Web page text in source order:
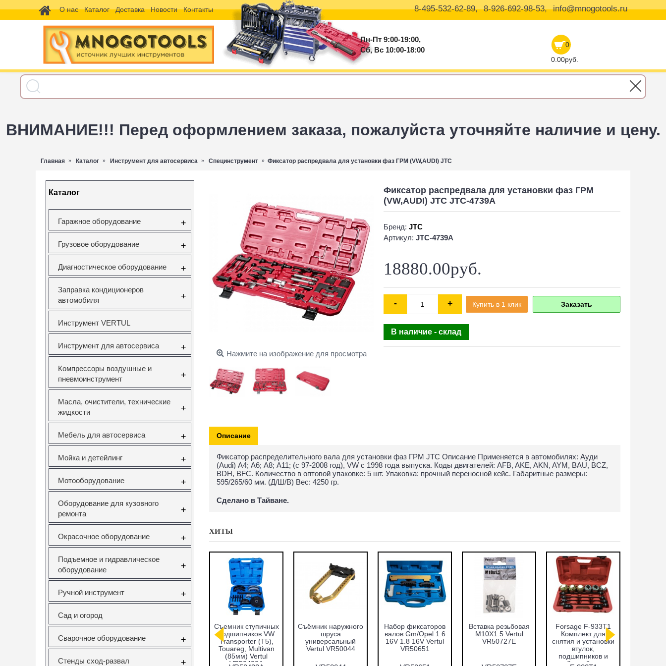
О нас Каталог Доставка Новости Контакты 8-495-532-62-89, 8-926-692-98-53, info@mnogotools.ru
Пн-Пт 9:00-19:00,
Сб, Вс 10:00-18:00
0
0.00руб.
ВНИМАНИЕ!!! Перед оформлением заказа, пожалуйста уточняйте наличие и цену.
Главная Каталог Инструмент для автосервиса Специнструмент Фиксатор распредвала для установки фаз ГРМ (VW,AUDI) JTC
Каталог
Гаражное оборудование +
Грузовое оборудование +
Диагностическое оборудование +
Заправка кондиционеров
автомобиля
+
Инструмент VERTUL
Инструмент для автосервиса +
Компрессоры воздушные и
пневмоинструмент
+
Масла, очистители, технические
жидкости
+
Мебель для автосервиса +
Мойка и детейлинг +
Мотооборудование +
Оборудование для кузовного
ремонта
+
Окрасочное оборудование +
Подъемное и гидравлическое
оборудование
+
Ручной инструмент +
Сад и огород
Сварочное оборудование +
Стенды сход-развал +
Нажмите на изображение для просмотра
Фиксатор распредвала для установки фаз ГРМ
(VW,AUDI) JTC JTC-4739A
Бренд: JTC
Артикул: JTC-4739A
18880.00руб.
- + Купить в 1 клик Заказать
В наличие - склад
Описание
Фиксатор распределительного вала для установки фаз ГРМ JTC Описание Применяется в автомобилях: Ауди
(Audi) A4; А6; А8; А11; (с 97-2008 год), VW с 1998 года выпуска. Коды двигателей: AFB, AKE, AKN, AYM, BAU, BCZ,
BDH, BFC. Количество в оптовой упаковке: 5 шт. Упаковка: прочный переносной кейс. Габаритные размеры:
595/265/60 мм. (Д/Ш/В) Вес: 4250 гр.
Сделано в Тайване.
ХИТЫ
Набор фиксаторов
валов Gm/Opel 1.6
16V 1.8 16V Vertul
VR50651
Вставка резьбовая
VR50727E
Forsage F-933T1
Комплект для
снятия и установки
втулок,
подшипников и
сайлентблоков
Набор оправок для
запрессовки
подшипников,
сальников и втулок
VR50167
Набор фиксаторов
валов VAG 1.2 TFSI
Vertul VR50661
Набор фрез для
восстановления
гнёзд дизельных
Набор фиксаторов
валов Fiat 1.2, 1.4л.
Vertul VR50372